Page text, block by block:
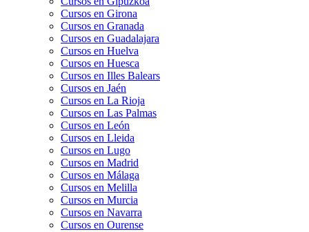
Cursos en Girona
Cursos en Granada
Cursos en Guadalajara
Cursos en Huelva
Cursos en Huesca
Cursos en Illes Balears
Cursos en Jaén
Cursos en La Rioja
Cursos en Las Palmas
Cursos en León
Cursos en Lleida
Cursos en Lugo
Cursos en Madrid
Cursos en Málaga
Cursos en Melilla
Cursos en Murcia
Cursos en Navarra
Cursos en Ourense